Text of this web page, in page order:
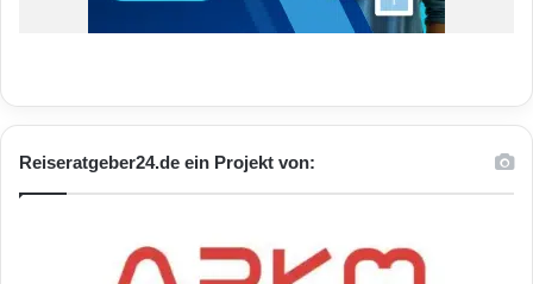
Reiseratgeber24.de ein Projekt von: